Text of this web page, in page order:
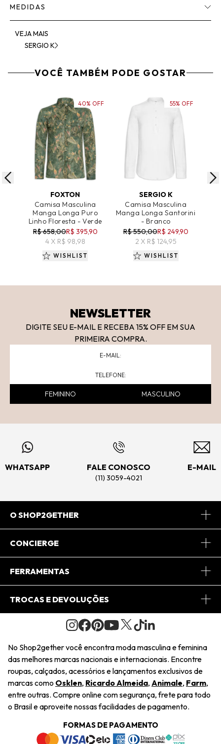
MEDIDAS
VEJA MAIS
SERGIO K
VOCÊ TAMBÉM PODE GOSTAR
ADICIONAR AO CARRINHO
FOXTON
Camisa Masculina
Manga Longa Puro
Linho Floresta - Verde
R$ 658,00R$ 395,90
4 X R$ 98,98
40% OFF
WISHLIST
ADICIONAR AO CARRINHO
SERGIO K
Camisa Masculina
Manga Longa Santorini
- Branco
R$ 550,00R$ 249,90
2 X R$ 124,95
55% OFF
WISHLIST
NEWSLETTER
DIGITE SEU E-MAIL E RECEBA 15% OFF EM SUA
PRIMEIRA COMPRA.
FEMININO MASCULINO
WHATSAPP FALE CONOSCO
(11) 3059-4021
E-MAIL
O SHOP2GETHER
Sobre Nós
Journal
Saiu na Mídia
Sustentabilidade
Navegando
Termos e Condições
CONCIERGE
Central de Relacionamento
Regulamento e Promoções
FERRAMENTAS
Minha Conta
Pedido de Presente
Wishlist
TROCAS E DEVOLUÇÕES
Condições Gerais
Troca Fácil
Restituição de Pagamento
Dúvidas Frequentes
Termos e Condições
No Shop2gether você encontra moda masculina e feminina
das melhores marcas nacionais e internacionais. Encontre
roupas, calçados, acessórios e lançamentos exclusivos de
marcas como Osklen, Ricardo Almeida, Animale, Farm,
entre outras. Compre online com segurança, frete para todo
o Brasil e aproveite nossas facilidades de pagamento.
FORMAS DE PAGAMENTO